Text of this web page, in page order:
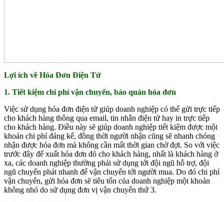
Lợi ích về Hóa Đơn Điện Tử
1. Tiết kiệm chi phí vận chuyển, bảo quản hóa đơn
Việc sử dụng hóa đơn điện tử giúp doanh nghiệp có thể gửi trực tiếp
cho khách hàng thông qua email, tin nhắn điện tử hay in trực tiếp
cho khách hàng. Điều này sẽ giúp doanh nghiệp tiết kiệm được một
khoản chi phí đáng kể, đồng thời người nhận cũng sẽ nhanh chóng
nhận được hóa đơn mà không cần mất thời gian chờ đợi. So với việc
trước đây để xuất hóa đơn đỏ cho khách hàng, nhất là khách hàng ở
xa, các doanh nghiệp thường phải sử dụng tới đội ngũ hỗ trợ, đội
ngũ chuyển phát nhanh để vận chuyển tới người mua. Do đó chi phí
vận chuyển, gửi hóa đơn sẽ tiêu tốn của doanh nghiệp một khoản
không nhỏ do sử dụng đơn vị vận chuyển thứ 3.